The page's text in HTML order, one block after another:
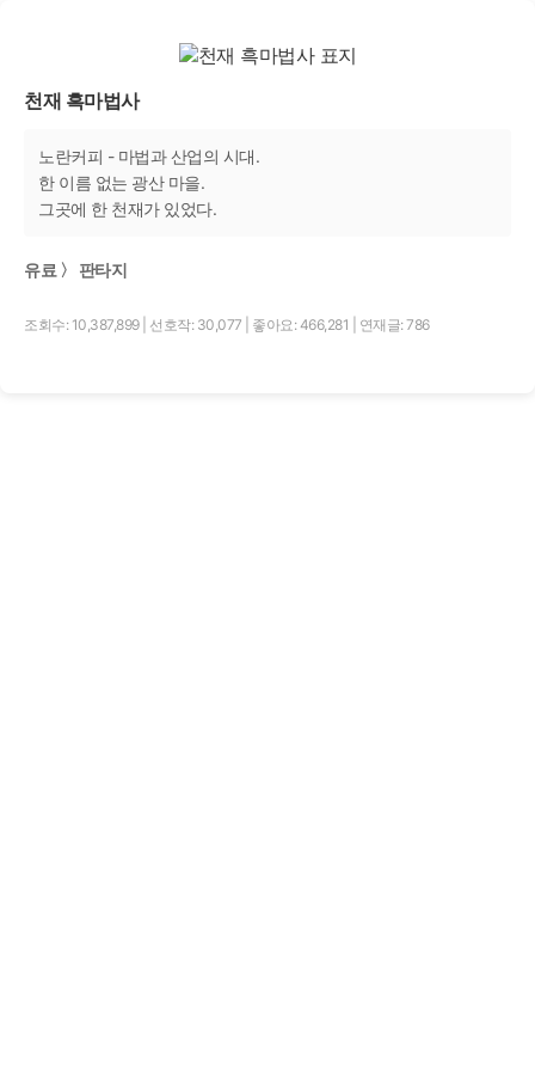
천재 흑마법사
노란커피 - 마법과 산업의 시대.
한 이름 없는 광산 마을.
그곳에 한 천재가 있었다.
유료 〉 판타지
조회수: 10,387,899 선호작: 30,077 좋아요: 466,281 연재글: 786